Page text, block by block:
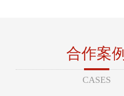
合作案例
CASES